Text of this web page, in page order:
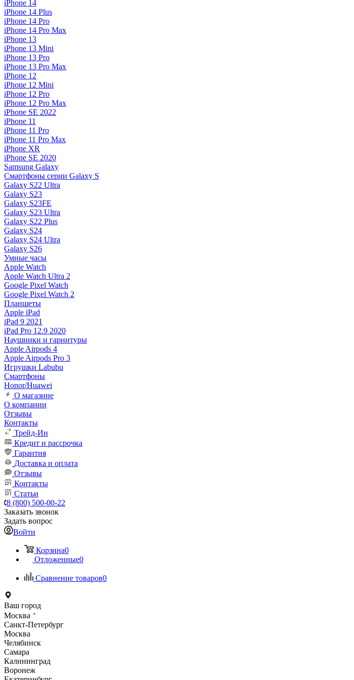
iPhone 14
iPhone 14 Plus
iPhone 14 Pro
iPhone 14 Pro Max
iPhone 13
iPhone 13 Mini
iPhone 13 Pro
iPhone 13 Pro Max
iPhone 12
iPhone 12 Mini
iPhone 12 Pro
iPhone 12 Pro Max
iPhone SE 2022
iPhone 11
iPhone 11 Pro
iPhone 11 Pro Max
iPhone XR
iPhone SE 2020
Samsung Galaxy
Смартфоны серии Galaxy S
Galaxy S22 Ultra
Galaxy S23
Galaxy S23FE
Galaxy S23 Ultra
Galaxy S22 Plus
Galaxy S24
Galaxy S24 Ultra
Galaxy S26
Умные часы
Apple Watch
Apple Watch Ultra 2
Google Pixel Watch
Google Pixel Watch 2
Планшеты
Apple iPad
iPad 9 2021
iPad Pro 12.9 2020
Наушники и гарнитуры
Apple Airpods 4
Apple Airpods Pro 3
Игрушки Labubu
Смартфоны
Honor/Huawei
О магазине
О компании
Отзывы
Контакты
Трейд-Ин
Кредит и рассрочка
Гарантия
Доставка и оплата
Отзывы
Контакты
Статьи
8 (800) 500-00-22
Заказать звонок
Задать вопрос
Войти
Корзина0
Отложенные0
Сравнение товаров0
Ваш город
Москва
Санкт-Петербург
Москва
Челябинск
Самара
Калининград
Воронеж